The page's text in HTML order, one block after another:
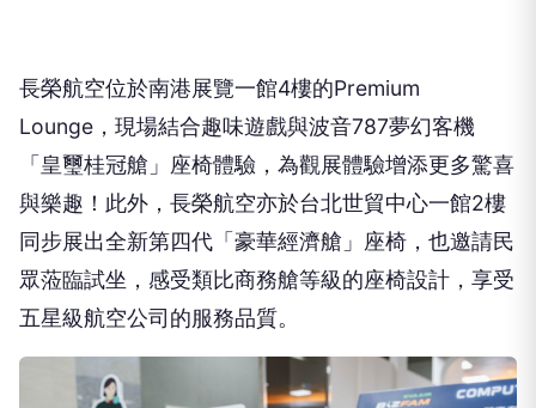
長榮航空位於南港展覽一館4樓的Premium
Lounge，現場結合趣味遊戲與波音787夢幻客機
「皇璽桂冠艙」座椅體驗，為觀展體驗增添更多驚喜
與樂趣！此外，長榮航空亦於台北世貿中心一館2樓
同步展出全新第四代「豪華經濟艙」座椅，也邀請民
眾蒞臨試坐，感受類比商務艙等級的座椅設計，享受
五星級航空公司的服務品質。